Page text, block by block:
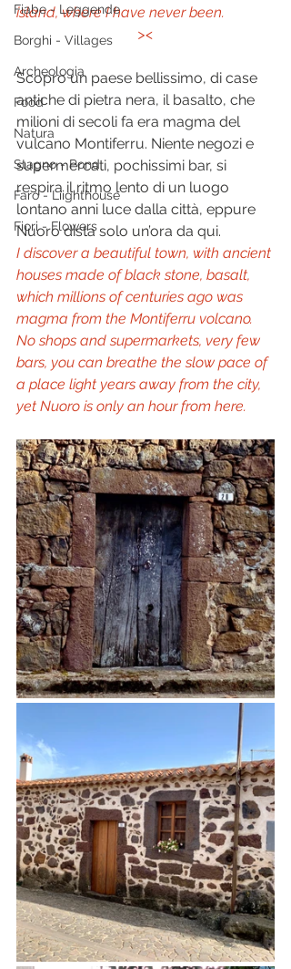
Fiabe - Leggende
Borghi - Villages
Archeologia
Food
Natura
Stagno - Pond
Faro - Liighthouse
Fiori - Flowers
island, where I have never been.
><
Scopro un paese bellissimo, di case
antiche di pietra nera, il basalto, che
milioni di secoli fa era magma del
vulcano Montiferru. Niente negozi e
supermercati, pochissimi bar, si
respira il ritmo lento di un luogo
lontano anni luce dalla città, eppure
Nuoro dista solo un’ora da qui.
I discover a beautiful town, with ancient
houses made of black stone, basalt,
which millions of centuries ago was
magma from the Montiferru volcano.
No shops and supermarkets, very few
bars, you can breathe the slow pace of
a place light years away from the city,
yet Nuoro is only an hour from here.